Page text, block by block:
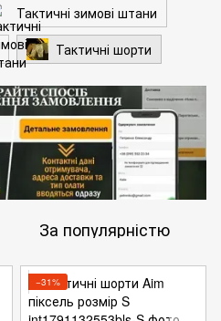
Тактичні зимові штани
Тактичні шорти
За популярністю
−31%